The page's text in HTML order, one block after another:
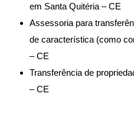
em Santa Quitéria – CE
Assessoria para
de característica (como
– CE
Transferência de
– CE